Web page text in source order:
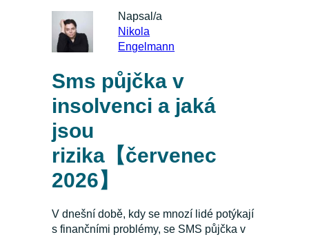
Napsal/a
Nikola
Engelmann
Sms půjčka v
insolvenci a jaká
jsou
rizika【červenec
2026】
V dnešní době, kdy se mnozí lidé potýkají
s finančními problémy, se SMS půjčka v